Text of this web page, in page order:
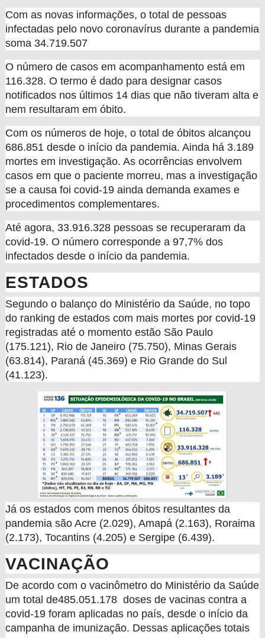
Com as novas informações, o total de pessoas
infectadas pelo novo coronavírus durante a pandemia
soma 34.719.507
O número de casos em acompanhamento está em
116.328. O termo é dado para designar casos
notificados nos últimos 14 dias que não tiveram alta e
nem resultaram em óbito.
Com os números de hoje, o total de óbitos alcançou
686.851 desde o início da pandemia. Ainda há 3.189
mortes em investigação. As ocorrências envolvem
casos em que o paciente morreu, mas a investigação
se a causa foi covid-19 ainda demanda exames e
procedimentos complementares.
Até agora, 33.916.328 pessoas se recuperaram da
covid-19. O número corresponde a 97,7% dos
infectados desde o início da pandemia.
ESTADOS
Segundo o balanço do Ministério da Saúde, no topo
do ranking de estados com mais mortes por covid-19
registradas até o momento estão São Paulo
(175.121), Rio de Janeiro (75.750), Minas Gerais
(63.814), Paraná (45.369) e Rio Grande do Sul
(41.123).
Já os estados com menos óbitos resultantes da
pandemia são Acre (2.029), Amapá (2.163), Roraima
(2.173), Tocantins (4.205) e Sergipe (6.439).
VACINAÇÃO
De acordo com o vacinômetro do Ministério da Saúde
um total de485.051.178 doses de vacinas contra a
covid-19 foram aplicadas no país, desde o início da
campanha de imunização. Dessas aplicações totais